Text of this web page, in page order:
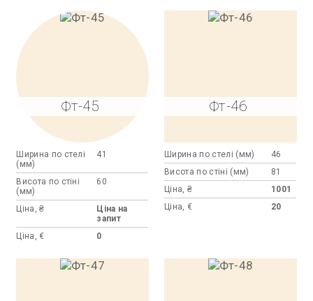
Фт-45
Ширина по стелі
(мм)
41
Висота по стіні
(мм)
60
Ціна, ₴
Ціна на
запит
Ціна, €
0
Фт-46
Ширина по стелі (мм)
46
Висота по стіні (мм)
81
Ціна, ₴
1001
Ціна, €
20